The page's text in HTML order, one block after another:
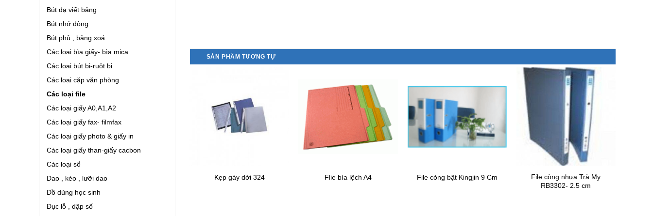
Bút dạ viết bảng
Bút nhớ dòng
Bút phủ , băng xoá
Các loại bìa giấy- bìa mica
Các loại bút bi-ruột bi
Các loại cặp văn phòng
Các loại file
Các loại giấy A0,A1,A2
Các loại giấy fax- filmfax
Các loại giấy photo & giấy in
Các loại giấy than-giấy cacbon
Các loại sổ
Dao , kéo , lưỡi dao
Đồ dùng học sinh
Đục lỗ , dập số
SẢN PHẨM TƯƠNG TỰ
Kẹp gáy dời 324 Flie bìa lệch A4 File còng bật Kingjin 9 Cm
File còng nhựa Trà My
RB3302- 2.5 cm
da đẹp 2 mặt da
File Acco bìa PLUS A4 –